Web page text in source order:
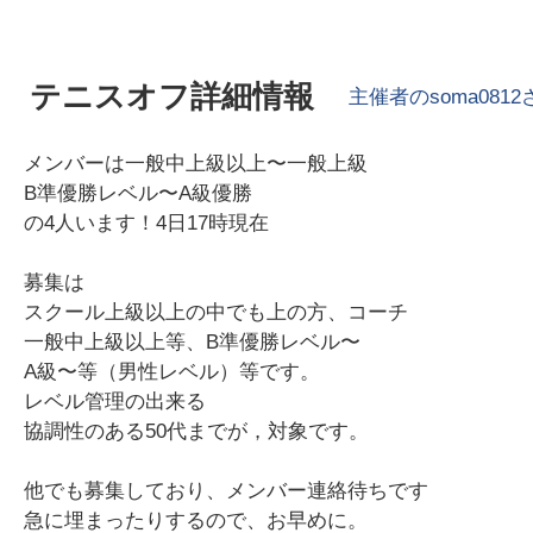
テニスオフ詳細情報 主催者のsoma0812
メンバーは一般中上級以上〜一般上級
B準優勝レベル〜A級優勝
の4人います！4日17時現在
募集は
スクール上級以上の中でも上の方、コーチ
一般中上級以上等、B準優勝レベル〜
A級〜等（男性レベル）等です。
レベル管理の出来る
協調性のある50代までが，対象です。
他でも募集しており、メンバー連絡待ちです
急に埋まったりするので、お早めに。